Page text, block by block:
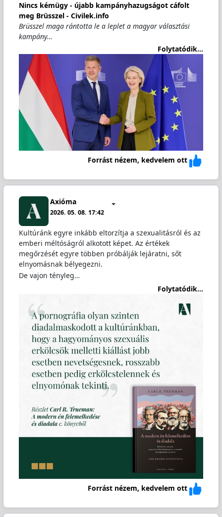
Nincs kémügy - újabb kampányhazugságot cáfolt
meg Brüsszel - Civilek.info
Brüsszel maga rántotta le a leplet a magyar választási
kampány…
Folytatódik...
Forrást nézem, kedvelem ott
Axióma
2026. 05. 08. 17:42
Kultúránk egyre inkább eltorzítja a szexualitásról és az
emberi méltóságról alkotott képet. Az értékek
megőrzését egyre többen próbálják lejáratni, sőt
elnyomásnak bélyegezni.
De vajon tényleg…
Folytatódik...
Forrást nézem, kedvelem ott